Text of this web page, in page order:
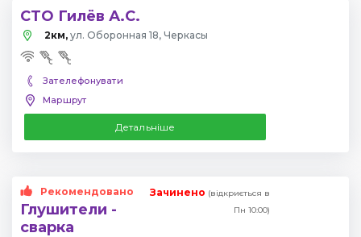
СТО Гилёв А.С.
2км, ул. Оборонная 18, Черкасы
Зателефонувати
Маршрут
Детальніше
Рекомендовано
Глушители -
сварка
Зачинено (відкриється в
Пн 10:00)